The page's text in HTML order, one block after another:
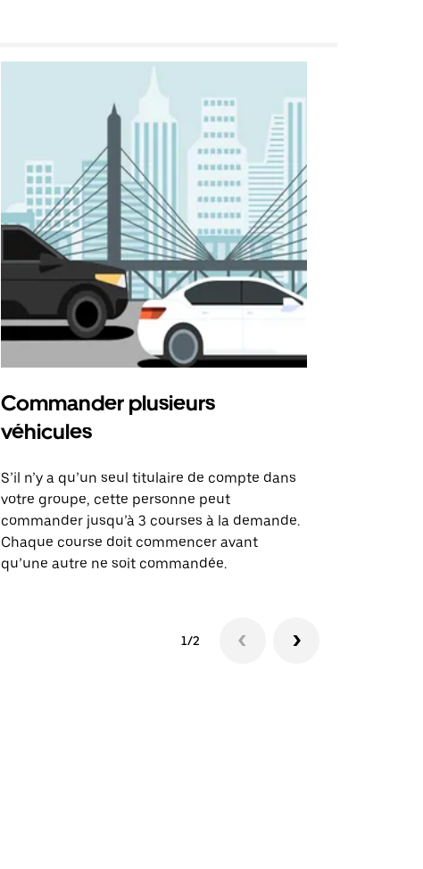
Commander plusieurs
véhicules
S’il n’y a qu’un seul titulaire de compte dans
votre groupe, cette personne peut
commander jusqu’à 3 courses à la demande.
Chaque course doit commencer avant
qu’une autre ne soit commandée.
1/2